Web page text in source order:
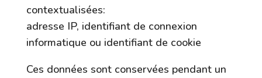
contextualisées:
adresse IP, identifiant de connexion
informatique ou identifiant de cookie
Ces données sont conservées pendant un